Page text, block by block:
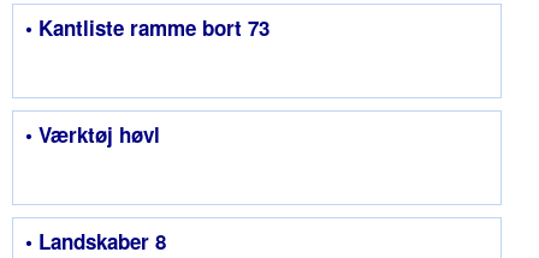
• Kantliste ramme bort 73
• Værktøj høvl
• Landskaber 8